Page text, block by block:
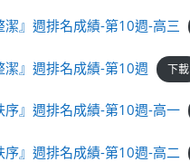
潔』週排名成績-第10週-高三
潔』週排名成績-第10週 下載
序』週排名成績-第10週-高一
序』週排名成績-第10週-高二